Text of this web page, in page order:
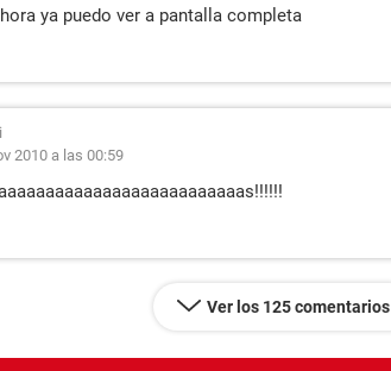
ya puedo ver a pantalla completa
2010 a las 00:59
Ver los 125 comentarios